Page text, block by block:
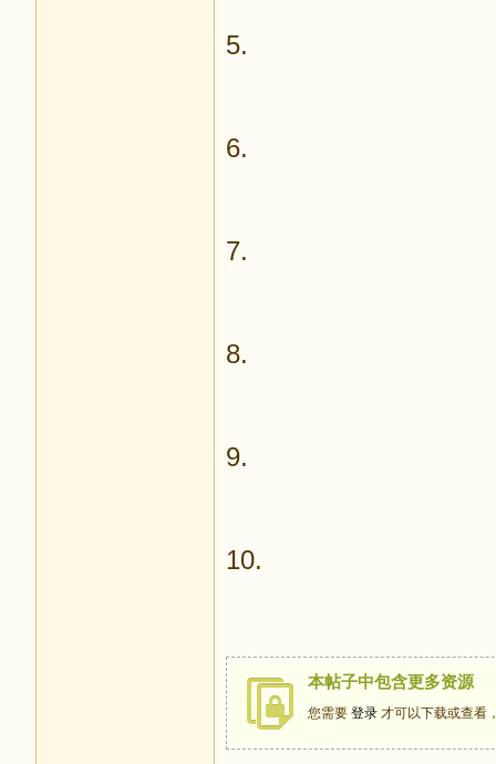
5.
6.
7.
8.
9.
10.
本帖子中包含更多资源
您需要 登录 才可以下载或查看